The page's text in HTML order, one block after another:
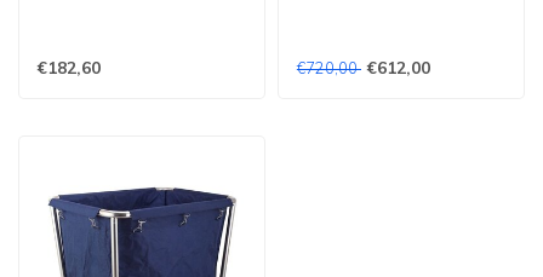
€182,60 €720,00 €612,00